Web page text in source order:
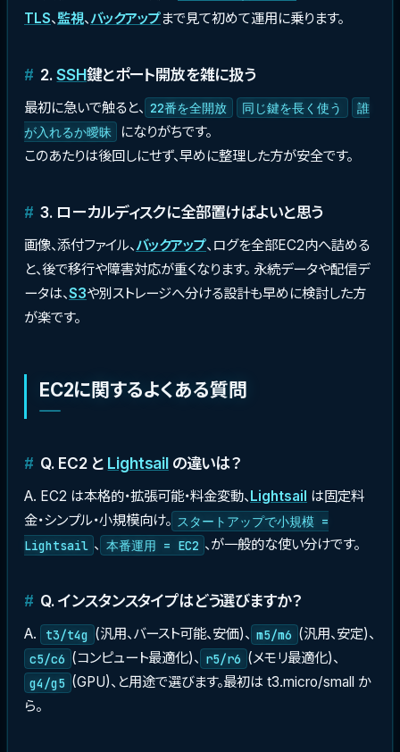
TLS、 監視、 バックアップまで見て初めて運用に乗ります。
2.SSH鍵とポート開放を雑に扱う
最初に急いで触ると、 22番を全開放 同じ鍵を長く使う
誰
が入れるか曖昧
になりがちです。
このあたりは後回しにせず、早めに整理した方が安全です。
3. ローカルディスクに全部置けばよいと思う
画像、添付ファイル、バックアップ、ログを全部EC2内へ詰める
と、後で移行や障害対応が重くなります。 永続データや配信デ
ータは、S3や別ストレージへ分ける設計も早めに検討した方
が楽です。
EC2に関するよくある質問
Q. EC2 と Lightsailの違いは？
A. EC2 は本格的・拡張可能・料金変動、 Lightsail は固定料
金・シンプル・小規模向け。 スタートアップで小規模 =
Lightsail 、 本番運用 = EC2 、が一般的な使い分けです。
Q. インスタンスタイプはどう選びますか？
A. t3/t4g (汎用、バースト可能、安価)、 m5/m6 (汎用、安定)、
c5/c6 (コンピュート最適化)、 r5/r6 (メモリ最適化)、
g4/g5 (GPU)、と用途で選びます。最初は t3.micro/small か
ら。